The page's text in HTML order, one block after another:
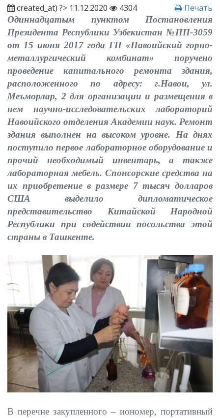
created_at) ?> 11.12.2020 4304 Печать
Одиннадцатым пунктом Постановления
Президента Республики Узбекистан №ПП-3059
от 15 июня 2017 года ГП «Навоийский горно-
металлургический комбинат» поручено
проведение капитального ремонта здания,
расположенного по адресу: г.Навои, ул.
Меъморлар, 2 для организации и размещения в
нем научно-исследовательских лабораторий
Навоийского отделения Академии наук. Ремонт
здания выполнен на высоком уровне. На днях
поступило первое лабораторное оборудование и
прочий необходимый инвентарь, а также
лабораторная мебель. Спонсорские средства на
их приобретение в размере 7 тысяч долларов
США выделило дипломатическое
представительство Китайской Народной
Республики при содействии посольства этой
страны в Ташкенте.
В перечне закупленного – иономер, портативный